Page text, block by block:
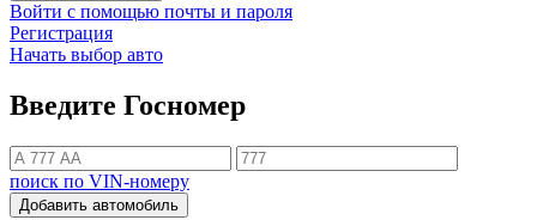
Войти с помощью почты и пароля
Регистрация
Начать выбор авто
Введите Госномер
поиск по VIN-номеру
Добавить автомобиль